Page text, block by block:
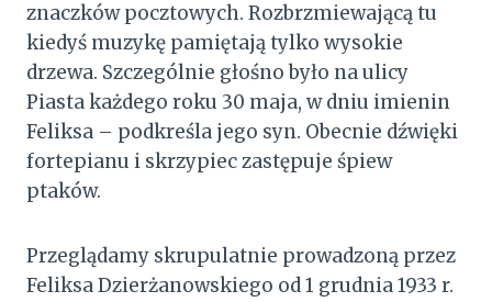
znaczków pocztowych. Rozbrzmiewającą tu
kiedyś muzykę pamiętają tylko wysokie
drzewa. Szczególnie głośno było na ulicy
Piasta każdego roku 30 maja, w dniu imienin
Feliksa – podkreśla jego syn. Obecnie dźwięki
fortepianu i skrzypiec zastępuje śpiew
ptaków.
Przeglądamy skrupulatnie prowadzoną przez
Feliksa Dzierżanowskiego od 1 grudnia 1933 r.